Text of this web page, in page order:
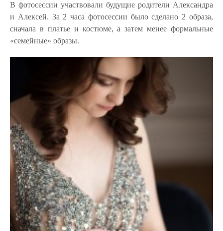
В фотосессии участвовали будущие родители Александра
и Алексей. За 2 часа фотосессии было сделано 2 образа,
сначала в платье и костюме, а затем менее формальные
«семейные» образы.